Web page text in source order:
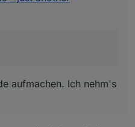
aufmachen. Ich nehm's